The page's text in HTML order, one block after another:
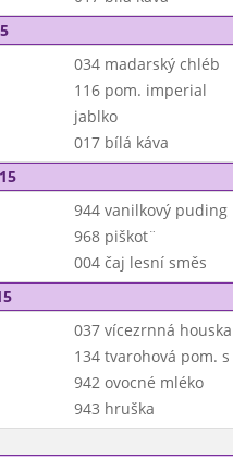
034 madarský chléb
116 pom. imperial
jablko
017 bílá káva
944 vanilkový puding
968 piškot¨
004 čaj lesní směs
037 vícezrnná
134 tvarohová pom.
942 ovocné mléko
943 hruška